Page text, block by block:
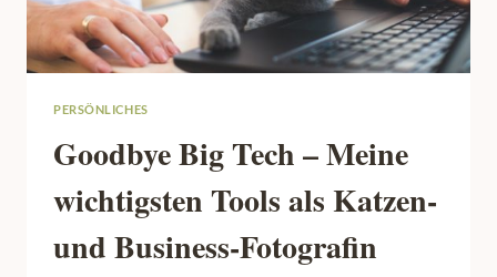
PERSÖNLICHES
Goodbye Big Tech – Meine
wichtigsten Tools als Katzen-
und Business-Fotografin